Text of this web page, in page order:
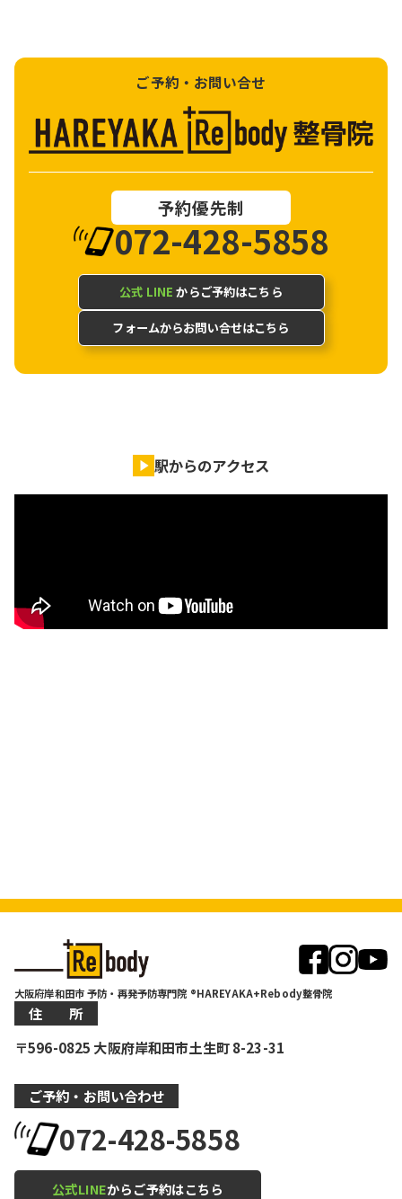
ご予約・お問い合せ
予約優先制
072-428-5858
公式 LINE からご予約はこちら
フォームからお問い合せはこちら
駅からのアクセス
大阪府岸和田市 予防・再発予防専門院 ®HAREYAKA+Rebody整骨院
住 所
〒596-0825 大阪府岸和田市土生町 8-23-31
ご予約・お問い合わせ
072-428-5858
公式LINEからご予約はこちら